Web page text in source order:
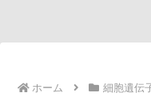
ホーム 細胞遺伝